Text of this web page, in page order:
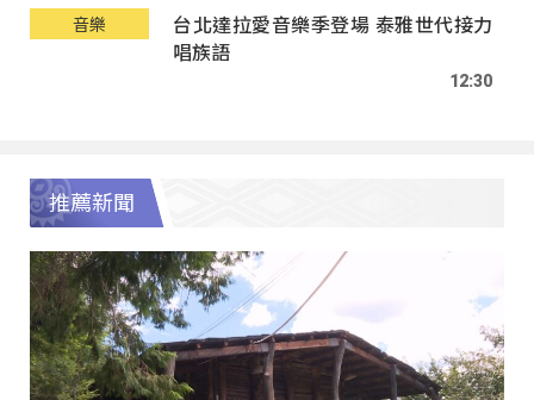
音樂
台北達拉愛音樂季登場 泰雅世代接力
唱族語
12:30
推薦新聞